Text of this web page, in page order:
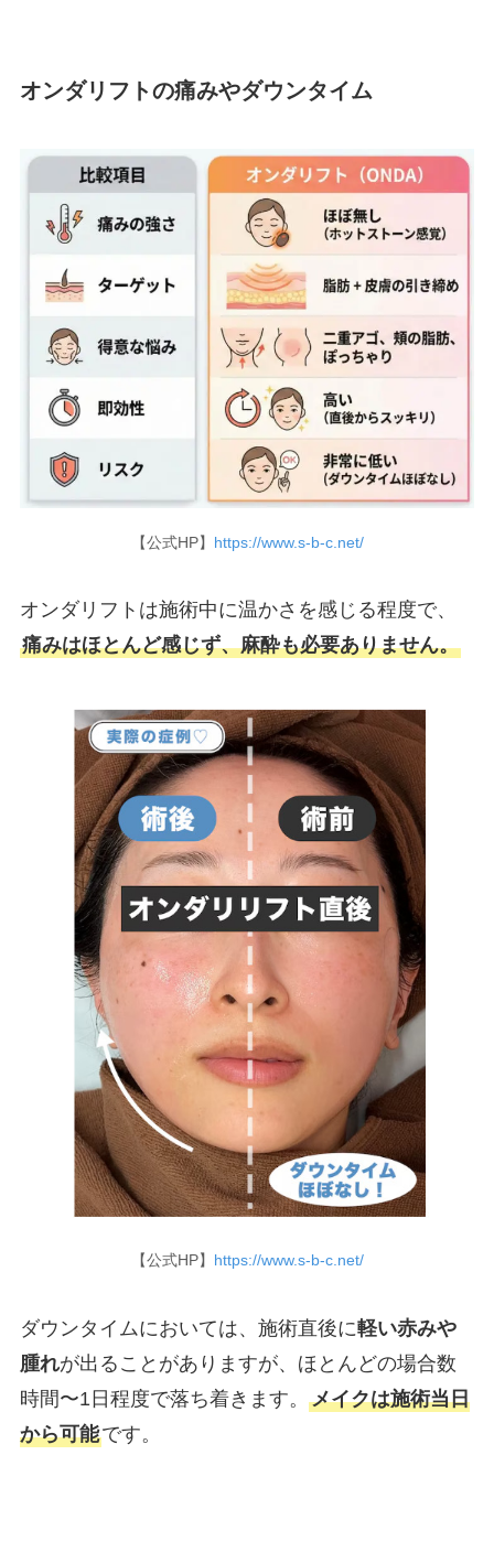
オンダリフトの痛みやダウンタイム
【公式HP】 https://www.s-b-c.net/
オンダリフトは施術中に温かさを感じる程度で、
痛みはほとんど感じず、麻酔も必要ありません。
【公式HP】 https://www.s-b-c.net/
ダウンタイムにおいては、施術直後に軽い赤みや
腫れが出ることがありますが、ほとんどの場合数
時間〜1日程度で落ち着きます。 メイクは施術当日
から可能です。